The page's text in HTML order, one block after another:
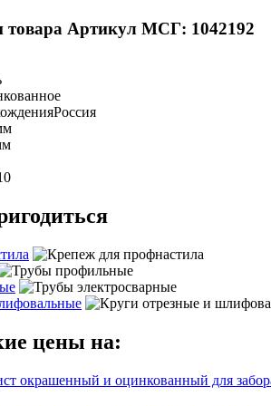
товара Артикул МСГ: 1042192
Россия
цены на:
окрашенный и оцинкованный для